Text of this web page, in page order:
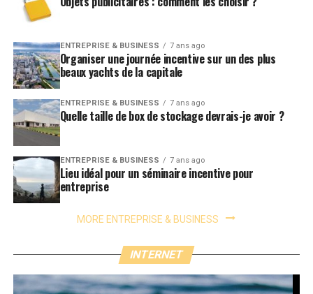
ENTREPRISE & BUSINESS 7 ans ago
Organiser une journée incentive sur un des plus
beaux yachts de la capitale
ENTREPRISE & BUSINESS 7 ans ago
Quelle taille de box de stockage devrais-je avoir ?
ENTREPRISE & BUSINESS 7 ans ago
Lieu idéal pour un séminaire incentive pour
entreprise
MORE ENTREPRISE & BUSINESS
INTERNET